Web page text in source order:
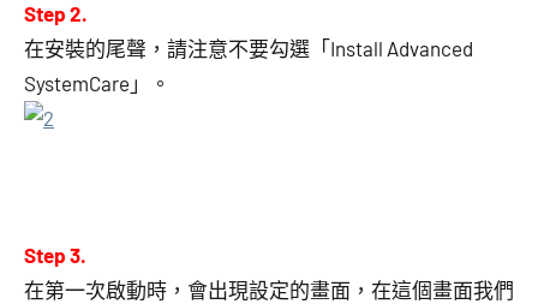
Step 2.
在安裝的尾聲，請注意不要勾選「Install Advanced
SystemCare」。
Step 3.
在第一次啟動時，會出現設定的畫面，在這個畫面我們